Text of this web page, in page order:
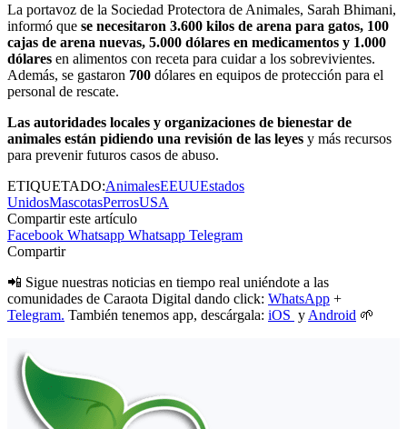
La portavoz de la Sociedad Protectora de Animales, Sarah Bhimani,
informó que se necesitaron 3.600 kilos de arena para gatos, 100
cajas de arena nuevas, 5.000 dólares en medicamentos y 1.000
dólares en alimentos con receta para cuidar a los sobrevivientes.
Además, se gastaron 700 dólares en equipos de protección para el
personal de rescate.
Las autoridades locales y organizaciones de bienestar de
animales están pidiendo una revisión de las leyes y más recursos
para prevenir futuros casos de abuso.
ETIQUETADO:AnimalesEEUUEstados
UnidosMascotasPerrosUSA
Compartir este artículo
Facebook Whatsapp Whatsapp Telegram
Compartir
📲 Sigue nuestras noticias en tiempo real uniéndote a las
comunidades de Caraota Digital dando click: WhatsApp +
Telegram. También tenemos app, descárgala: iOS y Android 🌱